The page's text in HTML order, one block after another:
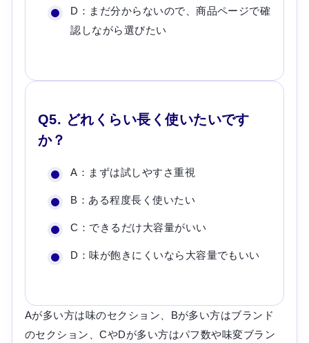
D：まだ分からないので、商品ページで確
認しながら選びたい
Q5. どれくらい長く使いたいです
か？
A：まずは試しやすさ重視
B：ある程度長く使いたい
C：できるだけ大容量がいい
D：味が飽きにくいなら大容量でもいい
Aが多い方は味のセクション、Bが多い方はブランド
のセクション、CやDが多い方はパフ数や味変ブラン